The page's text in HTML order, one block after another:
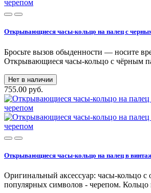
Открывающиеся часы-кольцо на палец с
Бросьте вызов обыденности — носите
Открывающиеся часы‑кольцо с чёрным
Нет в наличии
755.00 руб.
Открывающиеся часы-кольцо на палец в
Оригинальный аксессуар: часы-кольцо
популярных символов - черепом. Кольцо